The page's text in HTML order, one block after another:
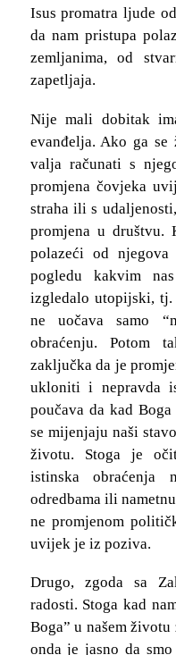
Isus promatra ljude
da nam pristupa
zemljanima, od
zapetljaja.
Nije mali dobitak
evanđelja. Ako ga
valja računati s
promjena čovjeka
straha ili s
promjena u društvu.
polazeći od njegova
pogledu kakvim
izgledalo utopijski, tj.
ne uočava samo
obraćenju. Potom
zaključka da je
ukloniti i nepravda
poučava da kad
se mijenjaju naši
životu. Stoga je
istinska obraćenja
odredbama ili
ne promjenom
uvijek je iz poziva.
Drugo, zgoda sa
radosti. Stoga kad
Boga” u našem
onda je jasno da